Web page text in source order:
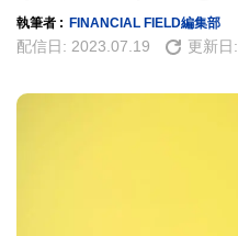
執筆者 : FINANCIAL FIELD編集部
配信日: 2023.07.19 更新日: